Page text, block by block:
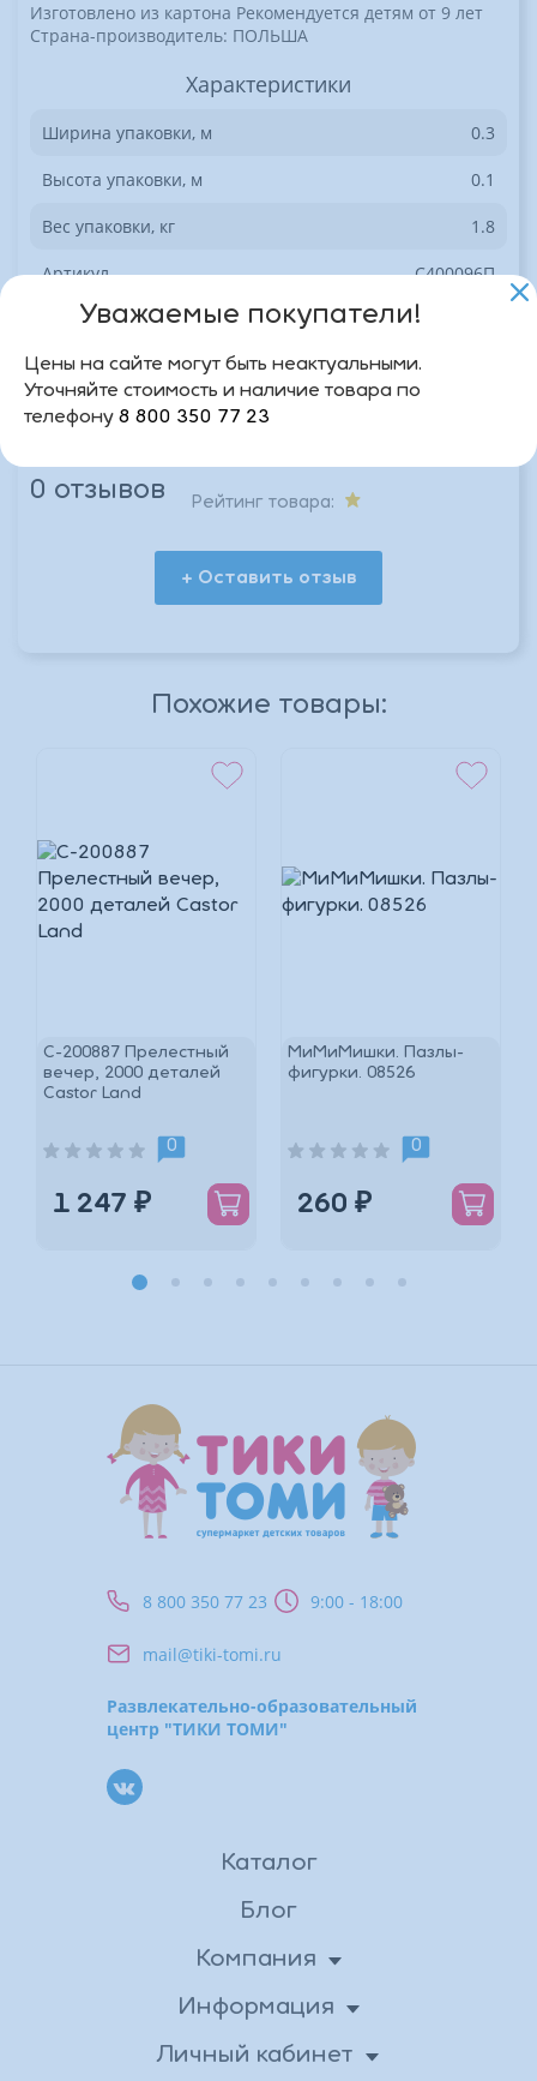
Изготовлено из картона Рекомендуется детям от 9 лет
Страна-производитель: ПОЛЬША
Характеристики
Ширина упаковки, м 0.3
Высота упаковки, м 0.1
Вес упаковки, кг 1.8
Артикул C400096П
Базовая единица
Доступен на сайте
0 отзывов Рейтинг товара:
+ Оставить отзыв
*
Похожие товары:
C-200887 Прелестный
вечер, 2000 деталей
Castor Land
0
1 247 ₽
МиМиМишки. Пазлы-
фигурки. 08526
0
260 ₽
8 800 350 77 23 9:00 - 18:00
mail@tiki-tomi.ru
Развлекательно-образовательный
центр "ТИКИ ТОМИ"
Каталог
Блог
Компания
Новости
Информация
Доставка
Личный кабинет
Уважаемые покупатели!
Цены на сайте могут быть неактуальными.
Уточняйте стоимость и наличие товара по
телефону 8 800 350 77 23